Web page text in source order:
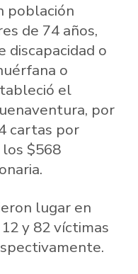
población
de 74 años,
discapacidad o
o
el
por
cartas por
$568
lugar en
y 82 víctimas